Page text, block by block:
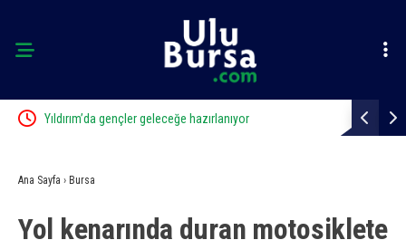
Yıldırım’da gençler geleceğe hazırlanıyor Başkan
Ana Sayfa › Bursa
Yol kenarında duran motosiklete